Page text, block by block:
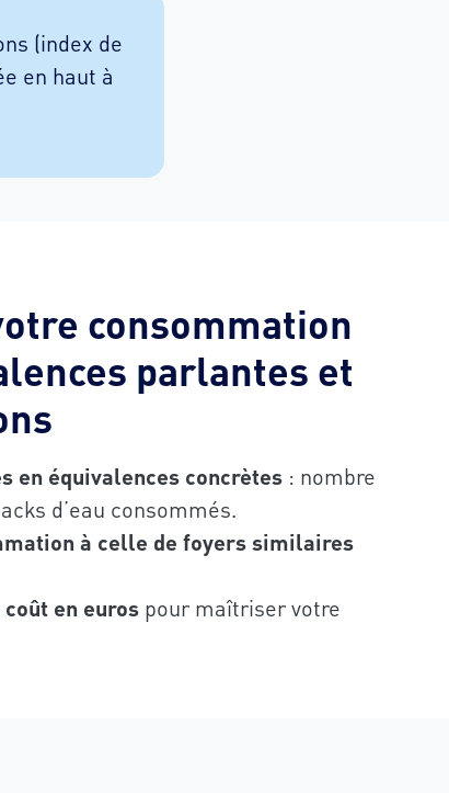
(index de
en haut à
consommation
parlantes et
en équivalences concrètes : nombre
d’eau consommés.
à celle de foyers similaires
en euros pour maîtriser votre